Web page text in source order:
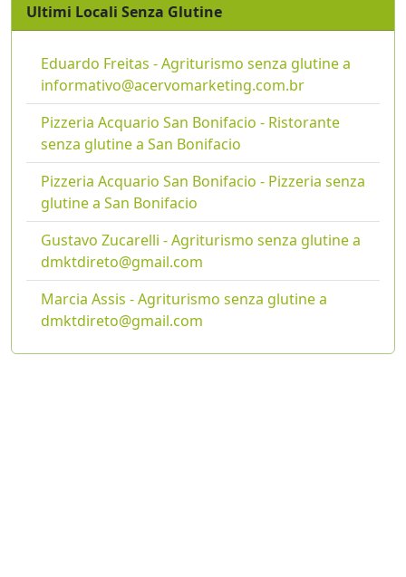
Ultimi Locali Senza Glutine
Eduardo Freitas - Agriturismo senza glutine a
informativo@acervomarketing.com.br
Pizzeria Acquario San Bonifacio - Ristorante
senza glutine a San Bonifacio
Pizzeria Acquario San Bonifacio - Pizzeria senza
glutine a San Bonifacio
Gustavo Zucarelli - Agriturismo senza glutine a
dmktdireto@gmail.com
Marcia Assis - Agriturismo senza glutine a
dmktdireto@gmail.com